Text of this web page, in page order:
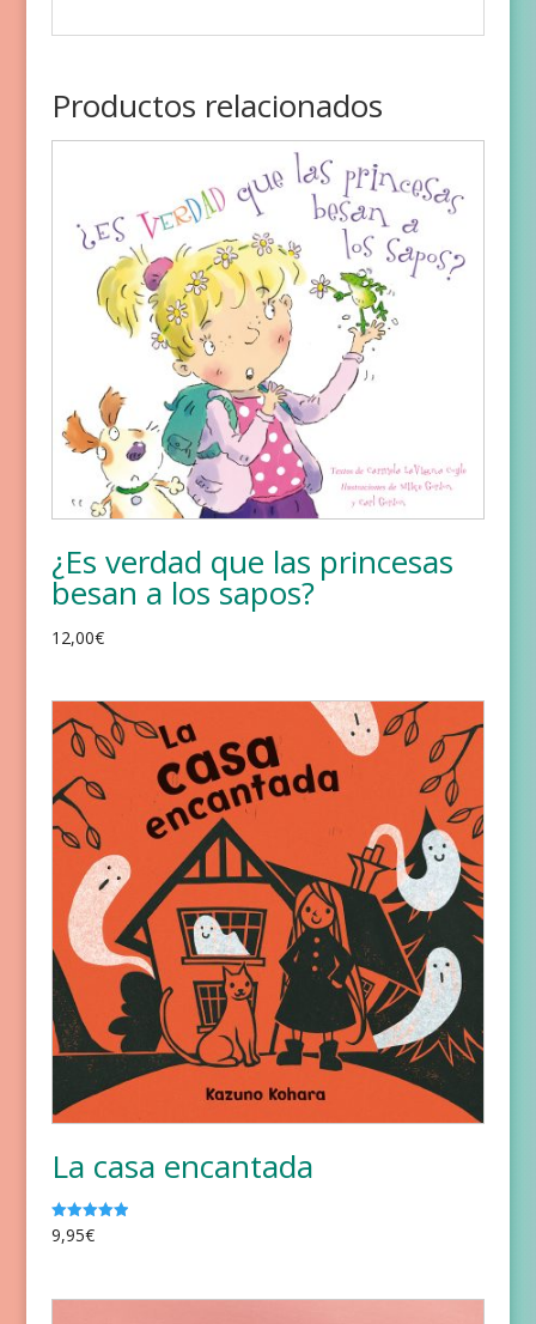
Productos relacionados
¿Es verdad que las princesas
besan a los sapos?
12,00€
La casa encantada
Valorado
con
9,95€